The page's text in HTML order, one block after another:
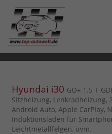
Hyundai i30 GO+ 1.5 T-
Sitzheizung, Lenkradheizung,
Android Auto, Apple CarPlay,
Induktionsladen für
Leichtmetallfelgen, uvm.